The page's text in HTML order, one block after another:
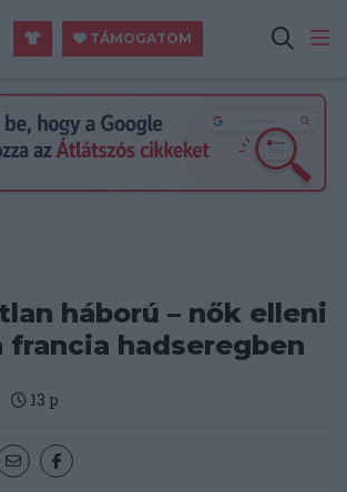
TÁMOGATOM
háború – nők elleni
francia hadseregben
13 p